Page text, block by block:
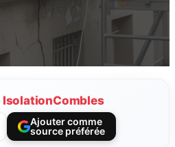
IsolationCombles
Ajouter comme
source préférée